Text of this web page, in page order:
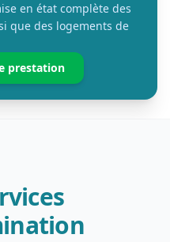
en état complète des
que des logements de
prestation